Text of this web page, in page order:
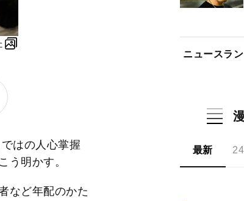
はの人心掌握
う明かす。
など年配のかた
ニュースラ
最新